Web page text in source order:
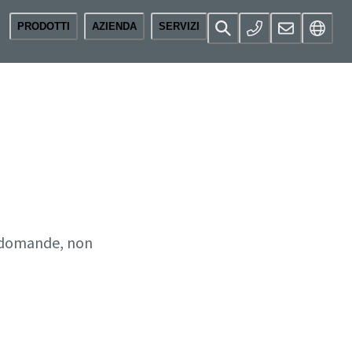
PRODOTTI AZIENDA SERVIZI
non